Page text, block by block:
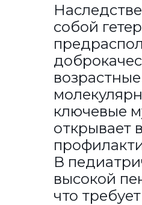
собой
ключевые
открывает
В
высокой
что